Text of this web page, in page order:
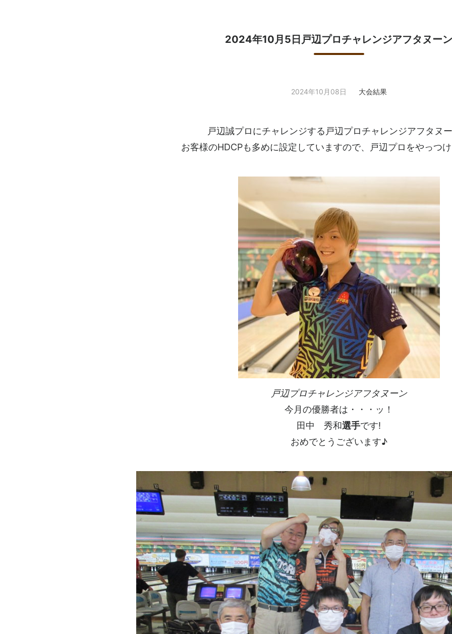
2024年10月5日戸辺プロチャレンジアフタヌー
2024年10月08日 大会結果
戸辺誠プロにチャレンジする戸辺プロチャレンジアフタヌ
お客様のHDCPも多めに設定していますので、戸辺プロをやっつ
戸辺プロチャレンジアフタヌーン
今月の優勝者は・・・ッ！
田中 秀和選手です!
おめでとうございます♪